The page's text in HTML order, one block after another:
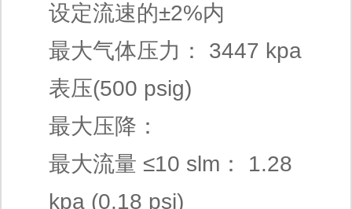
设定流速的±2%内
最大气体压力： 3447 kpa
表压(500 psig)
最大压降：
最大流量 ≤10 slm： 1.28
kpa (0.18 psi)